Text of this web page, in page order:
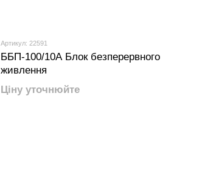
Артикул: 22591
ББП-100/10А Блок безперервного
живлення
Ціну уточнюйте